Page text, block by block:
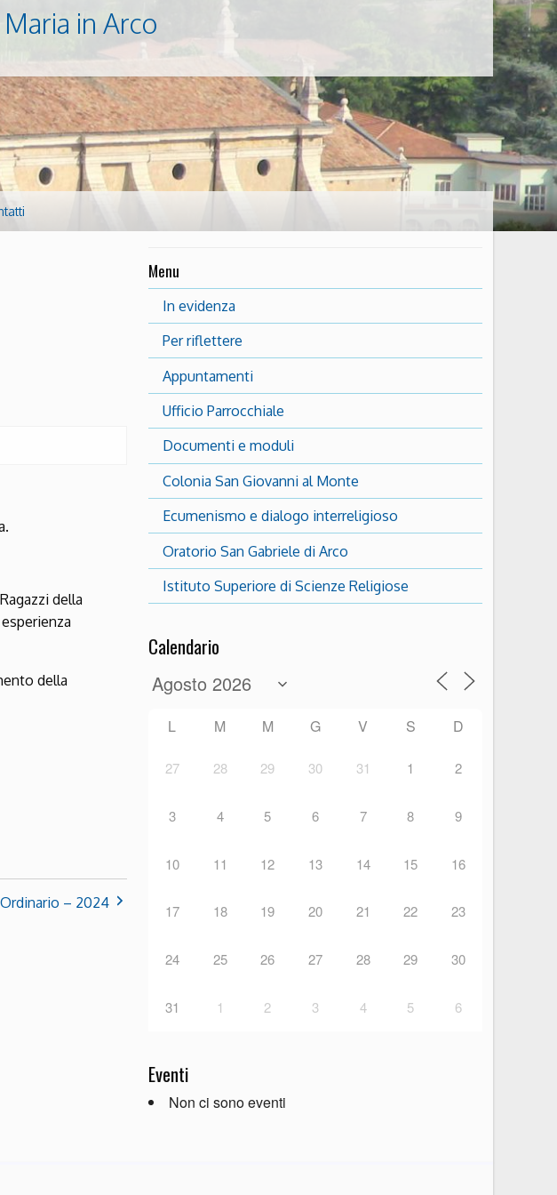
in Arco
della
della
– 2024
Menu
In evidenza
Per riflettere
Appuntamenti
Ufficio Parrocchiale
Documenti e moduli
Colonia San Giovanni al Monte
Ecumenismo e dialogo interreligioso
Oratorio San Gabriele di Arco
Istituto Superiore di Scienze Religiose
Calendario
L M M G V S D
27 28 29 30 31 1 2
3 4 5 6 7 8 9
10 11 12 13 14 15 16
17 18 19 20 21 22 23
24 25 26 27 28 29 30
31 1 2 3 4 5 6
Eventi
Non ci sono eventi